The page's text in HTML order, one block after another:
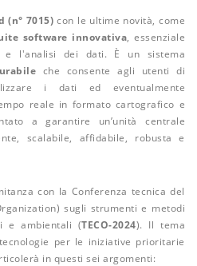
(n° 7015) con le ultime novità, come
software innovativa, essenziale
l'analisi dei dati. È un sistema
che consente agli utenti di
i dati ed eventualmente
reale in formato cartografico e
a garantire un’unità centrale
scalabile, affidabile, robusta e
con la Conferenza tecnica del
sugli strumenti e metodi
e ambientali (TECO-2024). Il tema
per le iniziative prioritarie
in questi sei argomenti: